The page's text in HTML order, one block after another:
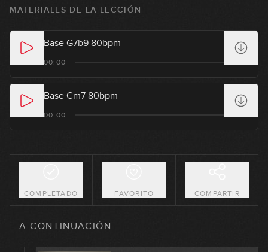
MATERIALES DE LA LECCIÓN
Base G7b9 80bpm
00:00
Base Cm7 80bpm
00:00
COMPLETADO FAVORITO COMPARTIR
A CONTINUACIÓN
15:17
Los modos de la Menor
07:36
Armonizando la escala Menor
3
Los modos de la Menor
5
Los modos de la Menor